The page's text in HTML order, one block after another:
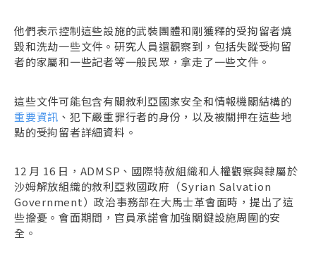
他們表示控制這些設施的武裝團體和剛獲釋的受拘留者燒
毀和洗劫一些文件。研究人員還觀察到，包括失蹤受拘留
者的家屬和一些記者等一般民眾，拿走了一些文件。
這些文件可能包含有關敘利亞國家安全和情報機關結構的
重要資訊 、犯下嚴重罪行者的身份，以及被關押在這些地
點的受拘留者詳細資料。
12 月 16 日，ADMSP、國際特赦組織和人權觀察與隸屬於
沙姆解放組織的敘利亞救國政府（Syrian Salvation
Government）政治事務部在大馬士革會面時，提出了這
些擔憂。會面期間，官員承諾會加強關鍵設施周圍的安
全。